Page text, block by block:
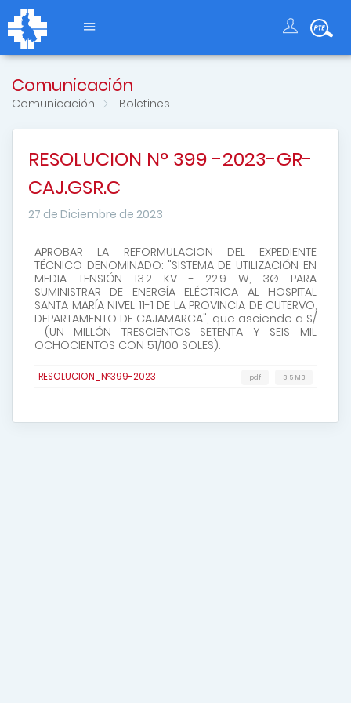
Comunicación
Comunicación Boletines
RESOLUCION N° 399 -2023-GR-
CAJ.GSR.C
27 de Diciembre de 2023
APROBAR LA REFORMULACION DEL EXPEDIENTE
TÉCNICO DENOMINADO: "SISTEMA DE UTILIZACIÓN EN
MEDIA TENSIÓN 13.2 KV - 22.9 W, 3Ø PARA
SUMINISTRAR DE ENERGÍA ELÉCTRICA AL HOSPITAL
SANTA MARÍA NIVEL 11-1 DE LA PROVINCIA DE CUTERVO,
DEPARTAMENTO DE CAJAMARCA", que asciende a S/
(UN MILLÓN TRESCIENTOS SETENTA Y SEIS MIL
OCHOCIENTOS CON 51/100 SOLES).
RESOLUCION_Nº399-2023 3,5 MB
pdf